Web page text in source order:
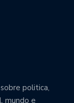
politica,
mundo e